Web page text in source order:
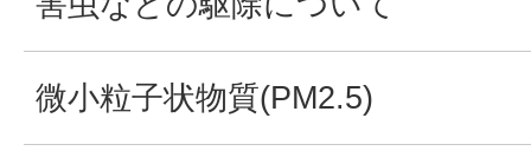
微小粒子状物質(PM2.5)